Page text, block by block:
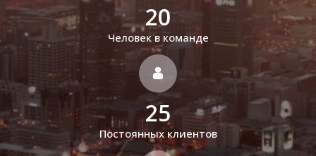
20
Человек в команде
25
Постоянных клиентов